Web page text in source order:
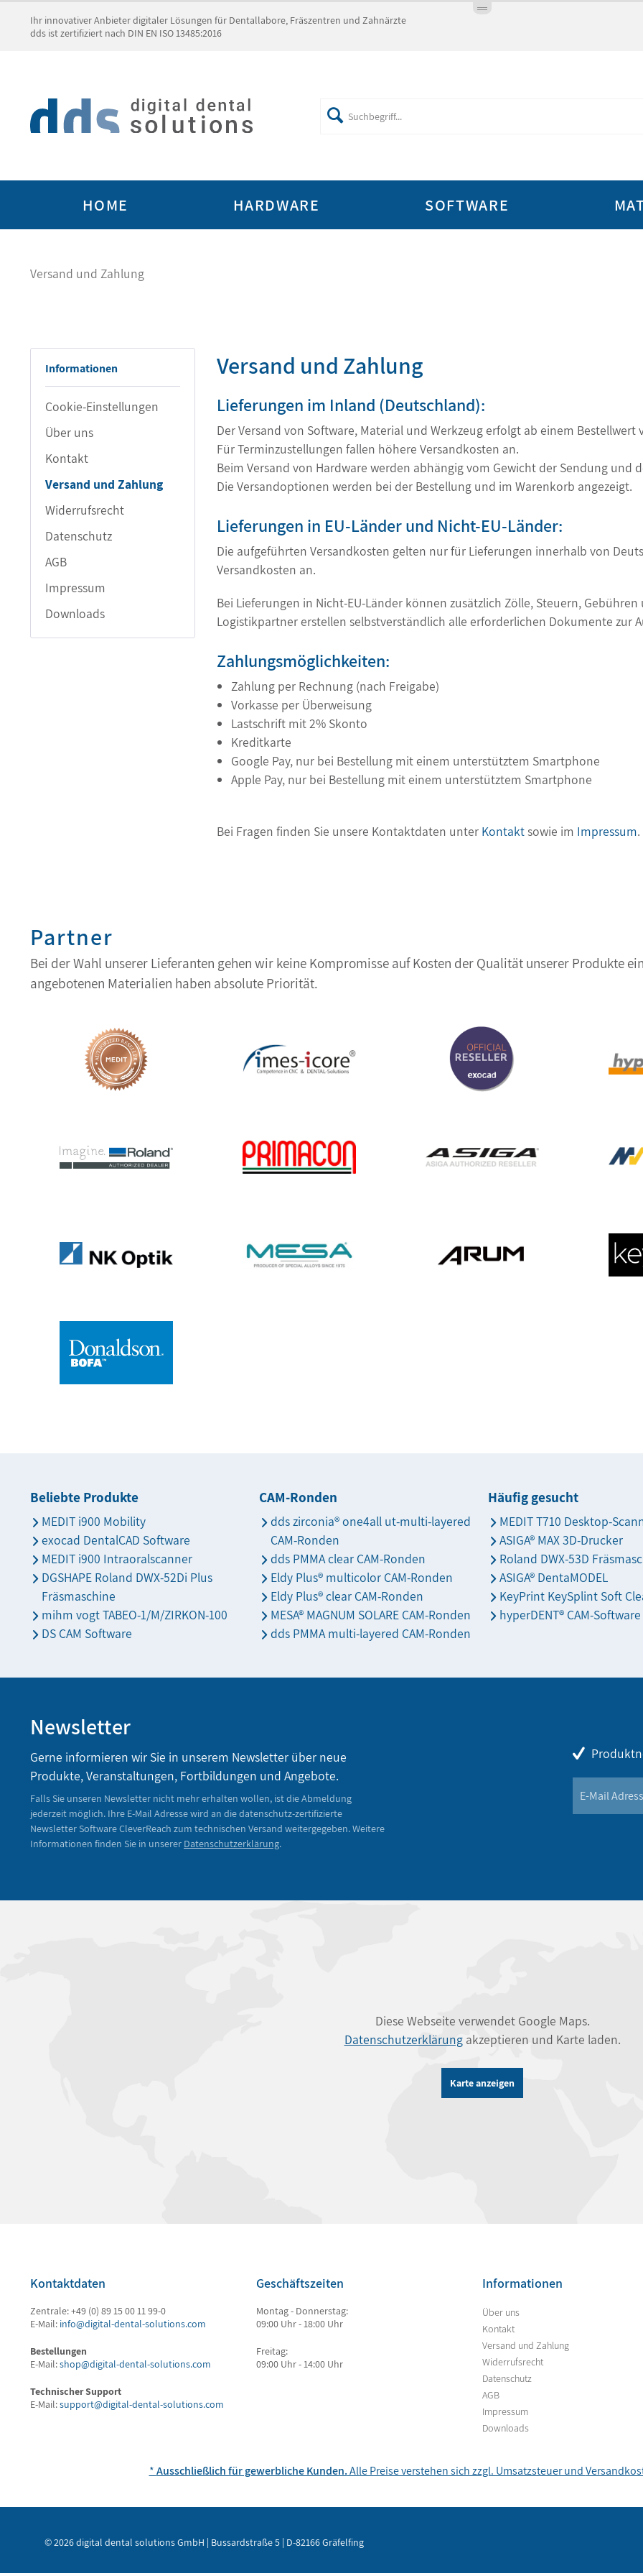
Ihr innovativer Anbieter digitaler Lösungen für Dentallabore, Fräszentren und Zahnärzte
dds ist zertifiziert nach DIN EN ISO 13485:2016
HOME HARDWARE SOFTWARE
Versand und Zahlung
Informationen
Cookie-Einstellungen
Über uns
Kontakt
Versand und Zahlung
Widerrufsrecht
Datenschutz
AGB
Impressum
Downloads
Versand und Zahlung
Lieferungen im Inland (Deutschland):
Der Versand von Software, Material und Werkzeug erfolgt ab einem
Für Terminzustellungen fallen höhere Versandkosten an.
Beim Versand von Hardware werden abhängig vom Gewicht der Sendung und
Die Versandoptionen werden bei der Bestellung und im Warenkorb angezeigt.
Lieferungen in EU-Länder und Nicht-EU-Länder:
Die aufgeführten Versandkosten gelten nur für Lieferungen innerhalb von
Versandkosten an.
Bei Lieferungen in Nicht-EU-Länder können zusätzlich Zölle, Steuern,
Logistikpartner erstellen selbstverständlich alle erforderlichen Dokumente zur
Zahlungsmöglichkeiten:
Zahlung per Rechnung (nach Freigabe)
Vorkasse per Überweisung
Lastschrift mit 2% Skonto
Kreditkarte
Google Pay, nur bei Bestellung mit einem unterstütztem Smartphone
Apple Pay, nur bei Bestellung mit einem unterstütztem Smartphone
Bei Fragen finden Sie unsere Kontaktdaten unter Kontaktsowie im Impressum.
Partner
Bei der Wahl unserer Lieferanten gehen wir keine Kompromisse auf Kosten der Qualität unserer Produkte
angebotenen Materialien haben absolute Priorität.
Beliebte Produkte
MEDIT i900 Mobility
exocad DentalCAD Software
MEDIT i900 Intraoralscanner
DGSHAPE Roland DWX-52Di Plus
Fräsmaschine
mihm vogt TABEO-1/M/ZIRKON-100
DS CAM Software
CAM-Ronden
dds zirconia® one4all ut-multi-layered
CAM-Ronden
dds PMMA clear CAM-Ronden
Eldy Plus® multicolor CAM-Ronden
Eldy Plus® clear CAM-Ronden
MESA® MAGNUM SOLARE CAM-Ronden
dds PMMA multi-layered CAM-Ronden
Häufig gesucht
MEDIT T710 Desktop-
ASIGA® MAX 3D-Drucker
Roland DWX-53D
ASIGA® DentaMODEL
KeyPrint KeySplint Soft
hyperDENT® CAM-Software
Newsletter
Gerne informieren wir Sie in unserem Newsletter über neue
Produkte, Veranstaltungen, Fortbildungen und Angebote.
Falls Sie unseren Newsletter nicht mehr erhalten wollen, ist die Abmeldung
jederzeit möglich. Ihre E-Mail Adresse wird an die datenschutz-zertifizierte
Newsletter Software CleverReach zum technischen Versand weitergegeben. Weitere
Informationen finden Sie in unserer Datenschutzerklärung.
Diese Webseite verwendet Google Maps.
Datenschutzerklärungakzeptieren und Karte laden.
Karte anzeigen
Kontaktdaten
Zentrale: +49 (0) 89 15 00 11 99-0
E-Mail: info@digital-dental-solutions.com
Bestellungen
E-Mail:shop@digital-dental-solutions.com
Technischer Support
E-Mail:support@digital-dental-solutions.com
Geschäftszeiten
Montag - Donnerstag:
09:00 Uhr - 18:00 Uhr
Freitag:
09:00 Uhr - 14:00 Uhr
Informationen
Über uns
Kontakt
Versand und Zahlung
Widerrufsrecht
Datenschutz
AGB
Impressum
Downloads
*Ausschließlich für gewerbliche Kunden.Alle Preise verstehen sich zzgl. Umsatzsteuer und
© 2026 digital dental solutions GmbH | Bussardstraße 5 | D-82166 Gräfelfing